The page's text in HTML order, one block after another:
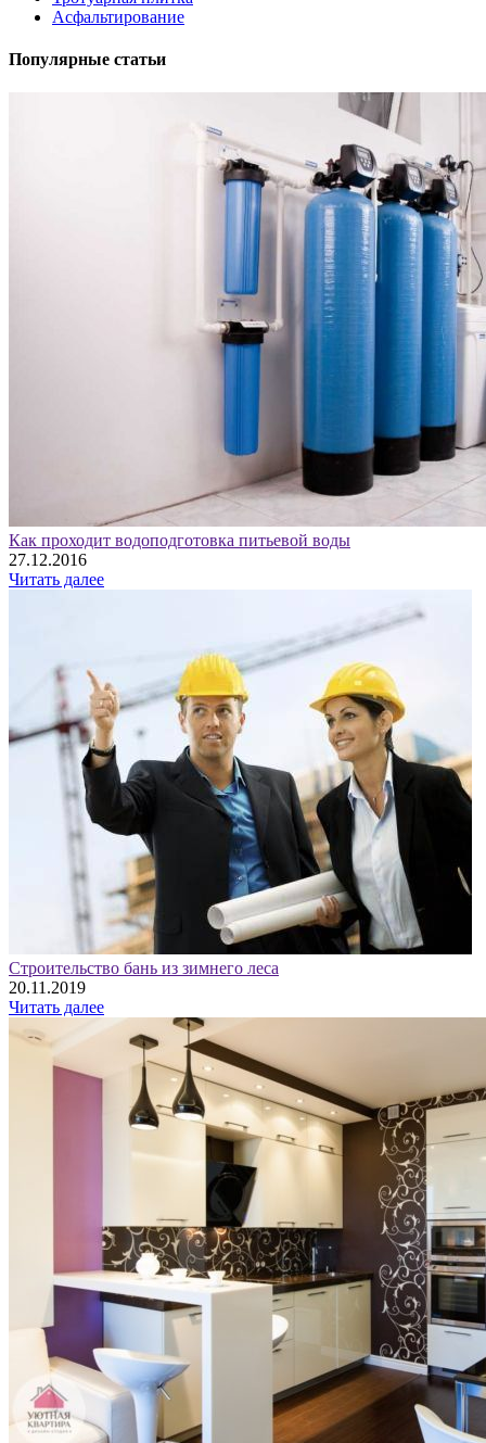
Асфальтирование
Популярные статьи
Как проходит водоподготовка питьевой воды
27.12.2016
Читать далее
Строительство бань из зимнего леса
20.11.2019
Читать далее